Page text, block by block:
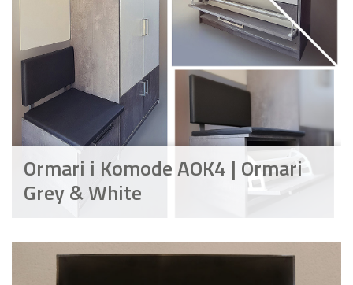
Ormari i Komode AOK4 | Ormari
Grey & White